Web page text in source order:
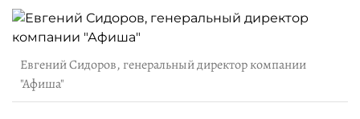
Евгений Сидоров, генеральный директор компании
"Афиша"